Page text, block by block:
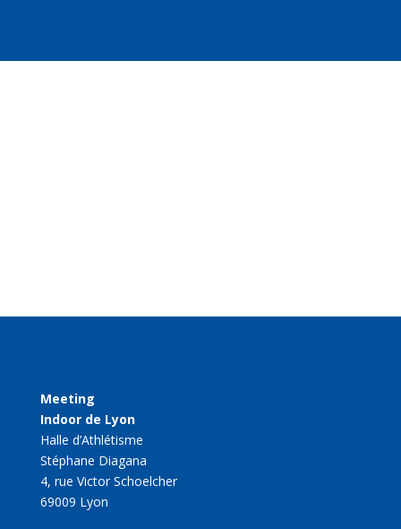
Meeting
Indoor de Lyon
Halle d’Athlétisme
Stéphane Diagana
4, rue Victor Schoelcher
69009 Lyon